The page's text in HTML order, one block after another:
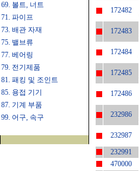
69. 볼트, 너트
71. 파이프
73. 배관 자재
75. 밸브류
77. 베어링
79. 전기제품
81. 패킹 및 조인트
85. 용접 기기
87. 기계 부품
99. 어구, 속구
172482
172483
172484
172485
172486
232986
232987
232991
470000